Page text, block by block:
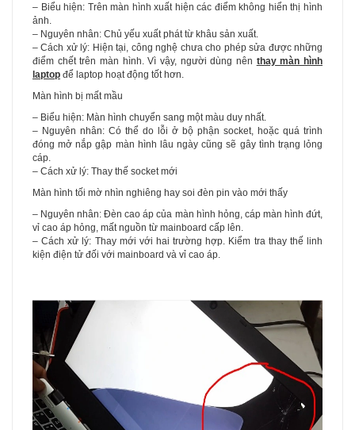
– Biểu hiện: Trên màn hình xuất hiện các điểm không hiển thị hình
ảnh.
– Nguyên nhân: Chủ yếu xuất phát từ khâu sản xuất.
– Cách xử lý: Hiện tại, công nghệ chưa cho phép sửa được những
điểm chết trên màn hình. Vì vậy, người dùng nên thay màn hình
laptop để laptop hoạt động tốt hơn.
Màn hình bị mất mầu
– Biểu hiện: Màn hình chuyển sang một màu duy nhất.
– Nguyên nhân: Có thể do lỗi ở bộ phận socket, hoặc quá trình
đóng mở nắp gập màn hình lâu ngày cũng sẽ gây tình trạng lỏng
cáp.
– Cách xử lý: Thay thế socket mới
Màn hình tối mờ nhìn nghiêng hay soi đèn pin vào mới thấy
– Nguyên nhân: Đèn cao áp của màn hình hỏng, cáp màn hình đứt,
vỉ cao áp hỏng, mất nguồn từ mainboard cấp lên.
– Cách xử lý: Thay mới với hai trường hợp. Kiểm tra thay thế linh
kiện điện tử đối với mainboard và vỉ cao áp.